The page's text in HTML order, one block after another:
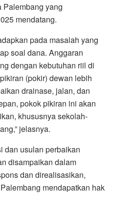
Palembang yang
mendatang.
pada masalah yang
soal dana. Anggaran
dengan kebutuhan riil di
(pokir) dewan lebih
drainase, jalan, dan
pokok pikiran ini akan
khususnya sekolah-
jelasnya.
dan usulan perbaikan
disampaikan dalam
dan direalisasikan,
mendapatkan hak